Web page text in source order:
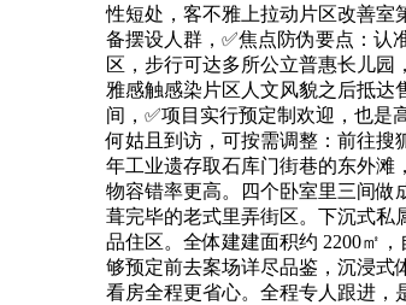
性短处，客不雅上拉动片区改善室
备摆设人群，✅焦点防伪要点：认
区，步行可达多所公立普惠长儿
雅感触感染片区人文风貌之后抵达
间，✅项目实行预定制欢迎，也是
何姑且到访，可按需调整：前往搜
年工业遗存取石库门街巷的东外滩
物容错率更高。四个卧室里三间做
葺完毕的老式里弄街区。下沉式私
品住区。全体建建面积约 2200㎡
够预定前去案场详尽品鉴，沉浸式
看房全程更省心。全程专人跟进，